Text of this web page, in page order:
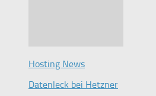
Hosting News
Datenleck bei Hetzner